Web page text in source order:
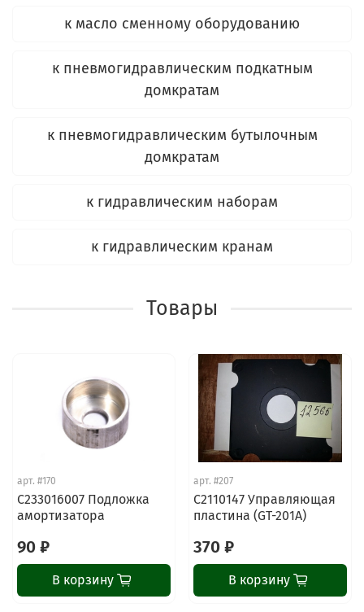
к масло сменному оборудованию
к пневмогидравлическим подкатным
домкратам
к пневмогидравлическим бутылочным
домкратам
к гидравлическим наборам
к гидравлическим кранам
Товары
арт. #170
C233016007 Подложка
амортизатора
90 ₽
В корзину
арт. #207
C2110147 Управляющая
пластина (GT-201A)
370 ₽
В корзину